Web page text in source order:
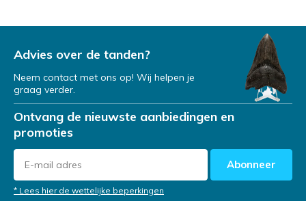
Advies over de tanden?
Neem contact met ons op! Wij helpen je
graag verder.
Ontvang de nieuwste aanbiedingen en
promoties
Abonneer
* Lees hier de wettelijke beperkingen